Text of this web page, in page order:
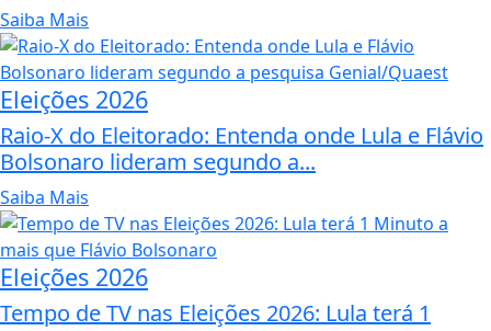
Saiba Mais
Eleições 2026
Raio-X do Eleitorado: Entenda onde Lula e Flávio
Bolsonaro lideram segundo a...
Saiba Mais
Eleições 2026
Tempo de TV nas Eleições 2026: Lula terá 1